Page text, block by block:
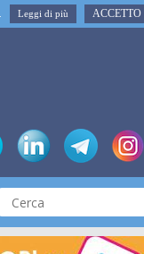
Leggi di più ACCETTO